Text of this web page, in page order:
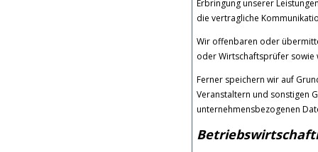
Erbringung unserer
die vertragliche
Wir offenbaren oder
oder Wirtschaftsprüfer sowie
Ferner speichern wir auf
Veranstaltern und sonstigen
unternehmensbezogenen